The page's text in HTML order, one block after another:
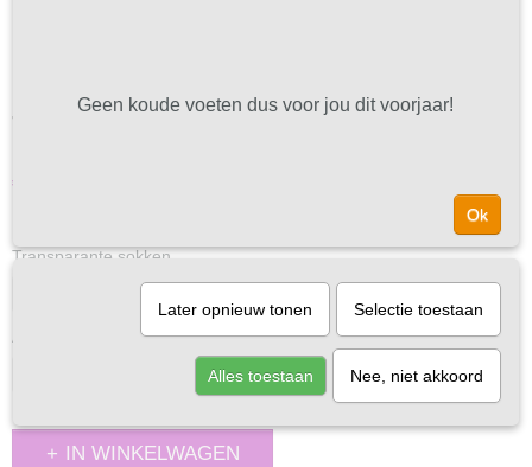
Transparante sokken 35-40
€ 5,95
Transparante sokken
Aantal
IN WINKELWAGEN
Geen koude voeten dus voor jou dit voorjaar!
Ok
Later opnieuw tonen Selectie toestaan
Alles toestaan Nee, niet akkoord